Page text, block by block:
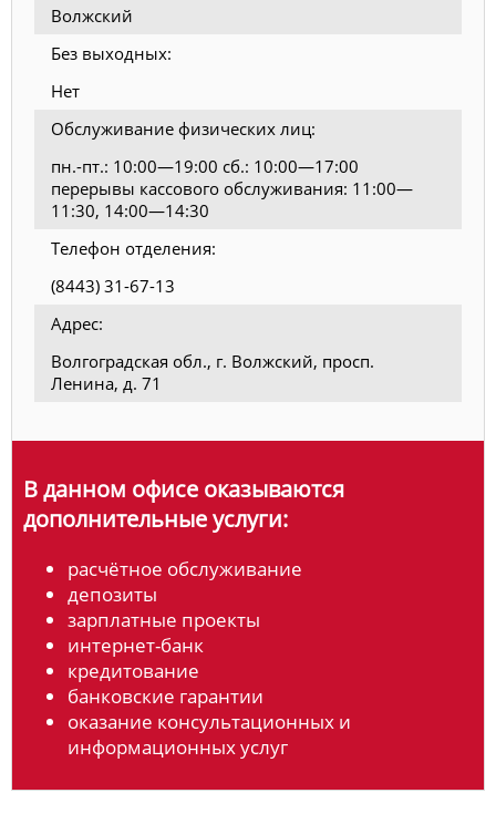
Волжский
Без выходных:
Нет
Обслуживание физических лиц:
пн.-пт.: 10:00—19:00 сб.: 10:00—17:00
перерывы кассового обслуживания: 11:00—
11:30, 14:00—14:30
Телефон отделения:
(8443) 31-67-13
Адрес:
Волгоградская обл., г. Волжский, просп.
Ленина, д. 71
В данном офисе оказываются
дополнительные услуги:
расчётное обслуживание
депозиты
зарплатные проекты
интернет-банк
кредитование
банковские гарантии
оказание консультационных и
информационных услуг